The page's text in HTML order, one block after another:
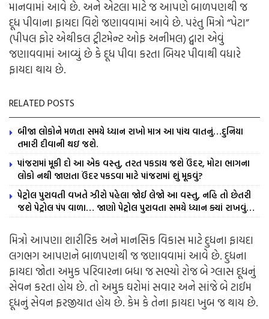
માનવામાં આવે છે. અને એટલા માટે જ આપણે બાળપણથી જ
દૂધ પીવાના ફાયદા વિશે જણાવવામાં આવે છે. પરંતુ મિત્રો “પેટા”
(પીપલ ફોર એથીકલ ટ્રીટમેન્ટ ઓફ અનીમલ) દ્વારા એવું
જણાવવામાં આવ્યું છે કે દૂધ પીવા કરતા બિયર પીવાથી વધારે
ફાયદા થાય છે.
RELATED POSTS
બીજા લોકોને મળતા સમયે ધ્યાન રાખો માત્ર આ પાંચ વાતનું…દુનિયા
તમારી દીવાની થઇ જશે.
પાંજરામાં મૂકી દો આ એક વસ્તુ, તરત પકડાય જશે ઉંદર, મોટા ભાગના
લોકો નથી જાણતા ઉંદર પકડવા માટે પાંજરામાં શું મૂકવું?
પેટ્રોલ પુરાવતી વખતે ઝીરો પહેલા જોઈ લેજો આ વસ્તુ, નહિ તો છેતરી
જશે પેટ્રોલ પંપ વાળા… જાણો પેટ્રોલ પુરાવતા સમયે ધ્યાન ક્યાં રાખવું…
મિત્રો આપણા શારીરિક અને માનસિક વિકાસ માટે દુધના ફાયદા
લગભગ આપણને બાળપણથી જ જણાવવામાં આવે છે. દુધના
ફાયદા જોતા અમુક પરિવારના બધા જ સભ્યો રોજ બે ગ્લાસ દૂધનું
સેવન કરતા હોય છે. તો અમુક ઘરોમાં સવાર અને સાંજે બે ટાઈમ
દૂધનું સેવન ફરજીયાત હોય છે. કેમ કે તેના ફાયદા ખુબ જ થાય છે.